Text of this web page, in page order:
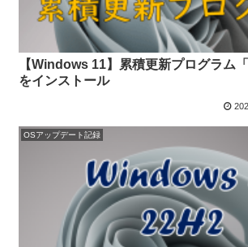
【Windows 11】累積更新プログラム
をインストール
OSアップデート記録